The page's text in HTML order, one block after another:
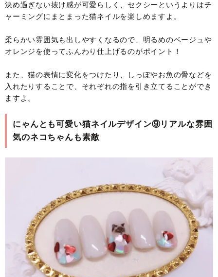
決め過ぎない抜け感が可愛らしく、セクシーというよりはチ
ャーミングにまとまった猫ネイルを楽しめますよ。
柔らかい雰囲気も出しやすくなるので、明るめのベージュや
オレンジを使ってふんわり仕上げるのがポイント！
また、猫の表情に変化をつけたり、しっぽやお魚の骨などを
入れたりすることで、それぞれの指を引き立てることができ
ますよ。
にゃんとも可愛い猫ネイルデザイン⑨リアルな雰囲
気のネコちゃんも素敵